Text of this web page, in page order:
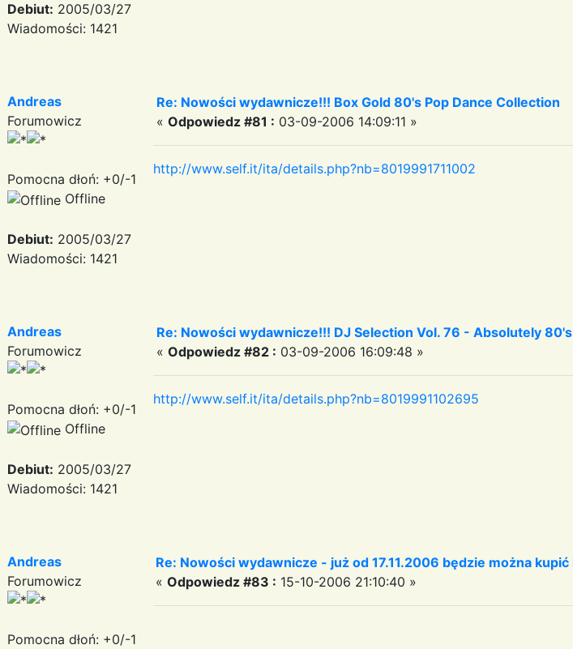
Debiut: 2005/03/27
Wiadomości: 1421
Andreas
Forumowicz
Pomocna dłoń: +0/-1
Offline
Debiut: 2005/03/27
Wiadomości: 1421
Re: Nowości wydawnicze!!! Box Gold 80's Pop Dance Collection
« Odpowiedz #81 : 03-09-2006 14:09:11 »
http://www.self.it/ita/details.php?nb=8019991711002
Andreas
Forumowicz
Pomocna dłoń: +0/-1
Offline
Debiut: 2005/03/27
Wiadomości: 1421
Re: Nowości wydawnicze!!! DJ Selection Vol. 76 - Absolutely 80's
« Odpowiedz #82 : 03-09-2006 16:09:48 »
http://www.self.it/ita/details.php?nb=8019991102695
Andreas
Forumowicz
Pomocna dłoń: +0/-1
Re: Nowości wydawnicze - już od 17.11.2006 będzie można
« Odpowiedz #83 : 15-10-2006 21:10:40 »